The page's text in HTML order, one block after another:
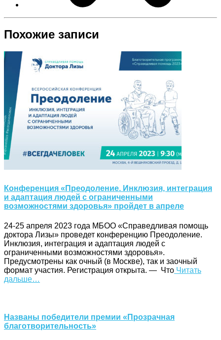
Похожие записи
Конференция «Преодоление. Инклюзия, интеграция
и адаптация людей с ограниченными
возможностями здоровья» пройдет в апреле
24-25 апреля 2023 года МБОО «Справедливая помощь
доктора Лизы» проведет конференцию Преодоление.
Инклюзия, интеграция и адаптация людей с
ограниченными возможностями здоровья».
Предусмотрены как очный (в Москве), так и заочный
формат участия. Регистрация открыта. — Что Читать
дальше…
Названы победители премии «Прозрачная
благотворительность»